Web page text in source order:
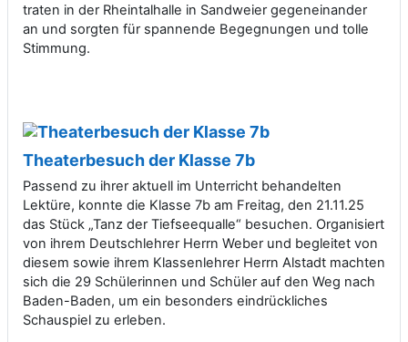
traten in der Rheintalhalle in Sandweier gegeneinander
an und sorgten für spannende Begegnungen und tolle
Stimmung.
Theaterbesuch der Klasse 7b
Passend zu ihrer aktuell im Unterricht behandelten
Lektüre, konnte die Klasse 7b am Freitag, den 21.11.25
das Stück „Tanz der Tiefseequalle“ besuchen. Organisiert
von ihrem Deutschlehrer Herrn Weber und begleitet von
diesem sowie ihrem Klassenlehrer Herrn Alstadt machten
sich die 29 Schülerinnen und Schüler auf den Weg nach
Baden-Baden, um ein besonders eindrückliches
Schauspiel zu erleben.